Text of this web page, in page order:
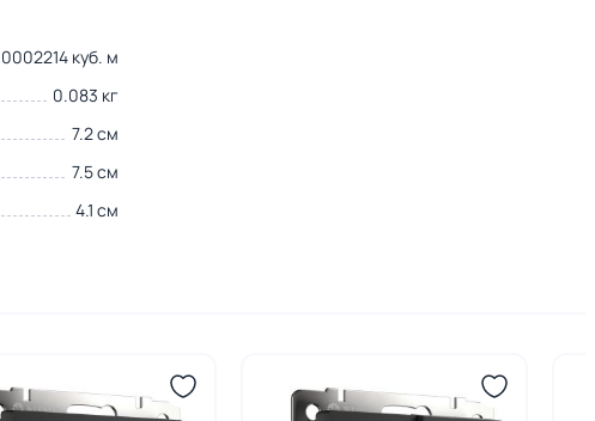
куб. м
0.083 кг
7.2 см
7.5 см
4.1 см